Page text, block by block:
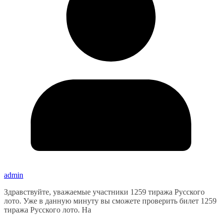
admin
Здравствуйте, уважаемые участники 1259 тиража Русского
лото. Уже в данную минуту вы сможете проверить билет 1259
тиража Русского лото. На